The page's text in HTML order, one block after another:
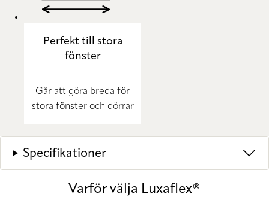
Perfekt till stora
fönster
Går att göra breda för
stora fönster och dörrar
Specifikationer
Varför välja Luxaflex®